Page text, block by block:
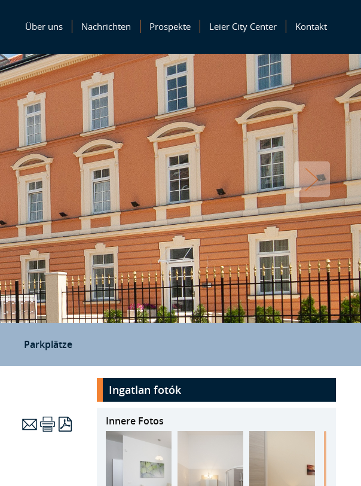
Über uns Nachrichten Prospekte Leier City Center Kontakt
Parkplätze
Ingatlan fotók
Innere Fotos